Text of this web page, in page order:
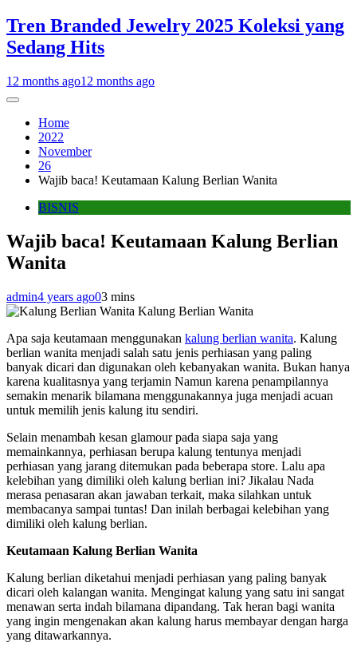
Tren Branded Jewelry 2025 Koleksi yang
Sedang Hits
12 months ago12 months ago
Home
2022
November
26
Wajib baca! Keutamaan Kalung Berlian Wanita
BISNIS
Wajib baca! Keutamaan Kalung Berlian
Wanita
admin4 years ago03 mins
Kalung Berlian Wanita
Apa saja keutamaan menggunakan kalung berlian wanita. Kalung
berlian wanita menjadi salah satu jenis perhiasan yang paling
banyak dicari dan digunakan oleh kebanyakan wanita. Bukan hanya
karena kualitasnya yang terjamin Namun karena penampilannya
semakin menarik bilamana menggunakannya juga menjadi acuan
untuk memilih jenis kalung itu sendiri.
Selain menambah kesan glamour pada siapa saja yang
memainkannya, perhiasan berupa kalung tentunya menjadi
perhiasan yang jarang ditemukan pada beberapa store. Lalu apa
kelebihan yang dimiliki oleh kalung berlian ini? Jikalau Nada
merasa penasaran akan jawaban terkait, maka silahkan untuk
membacanya sampai tuntas! Dan inilah berbagai kelebihan yang
dimiliki oleh kalung berlian.
Keutamaan Kalung Berlian Wanita
Kalung berlian diketahui menjadi perhiasan yang paling banyak
dicari oleh kalangan wanita. Mengingat kalung yang satu ini sangat
menawan serta indah bilamana dipandang. Tak heran bagi wanita
yang ingin mengenakan akan kalung harus membayar dengan harga
yang ditawarkannya.